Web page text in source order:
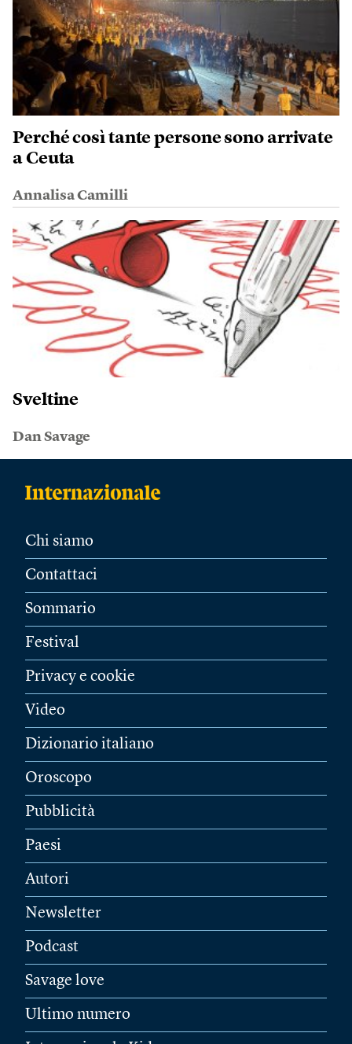
Perché così tante persone sono arrivate
a Ceuta
Annalisa Camilli
Sveltine
Dan Savage
Chi siamo
Contattaci
Sommario
Festival
Privacy e cookie
Video
Dizionario italiano
Oroscopo
Pubblicità
Paesi
Autori
Newsletter
Podcast
Savage love
Ultimo numero